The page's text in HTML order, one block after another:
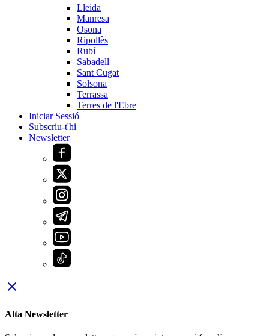
Lleida
Manresa
Osona
Ripollès
Rubí
Sabadell
Sant Cugat
Solsona
Terrassa
Terres de l'Ebre
Iniciar Sessió
Subscriu-t'hi
Newsletter
close
Alta Newsletter